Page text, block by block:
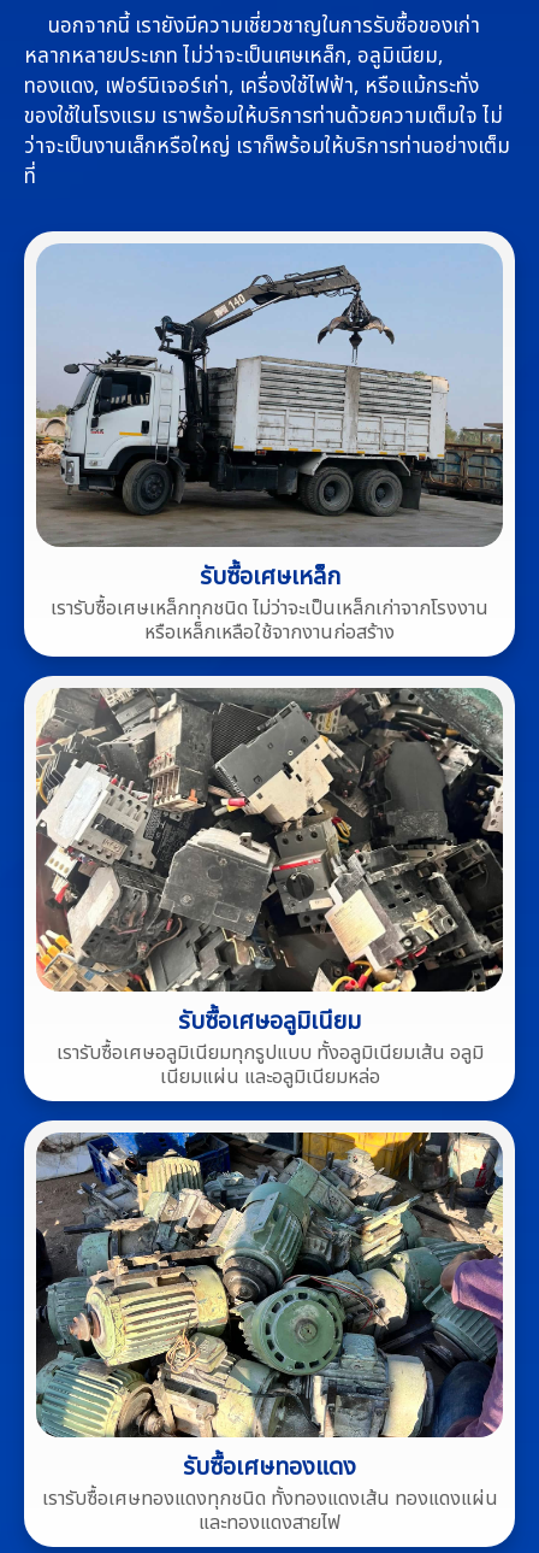
นอกจากนี้ เรายังมีความเชี่ยวชาญในการรับซื้อของเก่า
หลากหลายประเภท ไม่ว่าจะเป็นเศษเหล็ก, อลูมิเนียม,
ทองแดง, เฟอร์นิเจอร์เก่า, เครื่องใช้ไฟฟ้า, หรือแม้กระทั่ง
ของใช้ในโรงแรม เราพร้อมให้บริการท่านด้วยความเต็มใจ ไม่
ว่าจะเป็นงานเล็กหรือใหญ่ เราก็พร้อมให้บริการท่านอย่างเต็ม
ที่
รับซื้อเศษเหล็ก
เรารับซื้อเศษเหล็กทุกชนิด ไม่ว่าจะเป็นเหล็กเก่าจากโรงงาน
หรือเหล็กเหลือใช้จากงานก่อสร้าง
รับซื้อเศษอลูมิเนียม
เรารับซื้อเศษอลูมิเนียมทุกรูปแบบ ทั้งอลูมิเนียมเส้น อลูมิ
เนียมแผ่น และอลูมิเนียมหล่อ
รับซื้อเศษทองแดง
เรารับซื้อเศษทองแดงทุกชนิด ทั้งทองแดงเส้น ทองแดงแผ่น
และทองแดงสายไฟ